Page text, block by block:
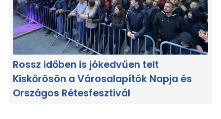
Rossz időben is jókedvűen telt
Kiskőrösön a Városalapítók Napja és
Országos Rétesfesztivál